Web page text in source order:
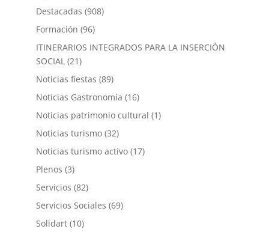
Destacadas (908)
Formación (96)
ITINERARIOS INTEGRADOS PARA LA INSERCIÓN
SOCIAL(21)
Noticias fiestas (89)
Noticias Gastronomía (16)
Noticias patrimonio cultural (1)
Noticias turismo(32)
Noticias turismo activo(17)
Plenos (3)
Servicios (82)
Servicios Sociales (69)
Solidart(10)